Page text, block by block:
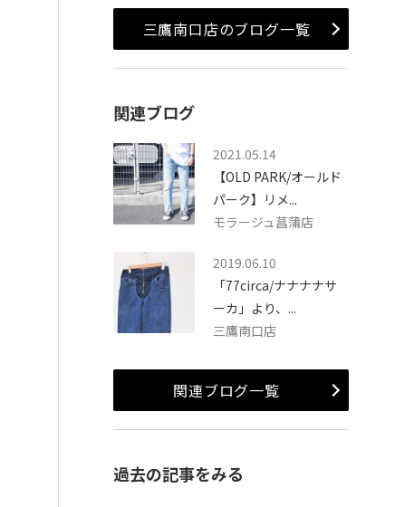
三鷹南口店のブログ一覧
関連ブログ
2021.05.14
【OLD PARK/オールド
パーク】リメ...
モラージュ菖蒲店
2019.06.10
「77circa/ナナナナサ
ーカ」より、...
三鷹南口店
関連ブログ一覧
過去の記事をみる